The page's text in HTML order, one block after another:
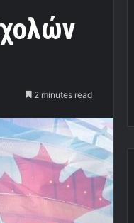
2 minutes read